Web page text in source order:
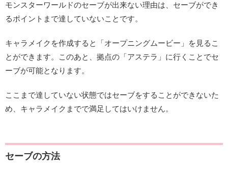
モンスターワールドのセーブが出来ない理由は、セーブができ
るポイントまで達していないことです。
キャラメイクを作成すると「オープニングムービー」を見るこ
とができます。このあと、拠点の「アステラ」に行くことでセ
ーブが可能となります。
ここまで達していない状態ではセーブをすることができないた
め、キャラメイクまでで満足してはいけません。
セーブの方法